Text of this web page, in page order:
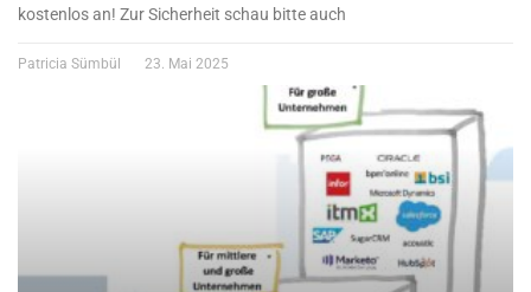
kostenlos an! Zur Sicherheit schau bitte auch
Patricia Sümbül 23. Mai 2025